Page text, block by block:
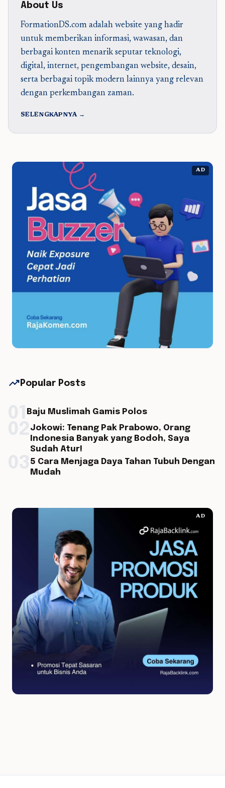
About Us
FormationDS.com adalah website yang hadir
untuk memberikan informasi, wawasan, dan
berbagai konten menarik seputar teknologi,
digital, internet, pengembangan website, desain,
serta berbagai topik modern lainnya yang relevan
dengan perkembangan zaman.
SELENGKAPNYA →
AD
trending_up Popular Posts
Baju Muslimah Gamis Polos
Jokowi: Tenang Pak Prabowo, Orang
Indonesia Banyak yang Bodoh, Saya
Sudah Atur!
5 Cara Menjaga Daya Tahan Tubuh Dengan
Mudah
AD